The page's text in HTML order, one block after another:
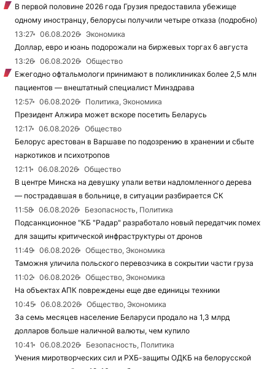
В первой половине 2026 года Грузия предоставила убежище
одному иностранцу, белорусы получили четыре отказа (подробно)
13:27
06.08.2026
Экономика
Доллар, евро и юань подорожали на биржевых торгах 6 августа
13:26
06.08.2026
Общество
Ежегодно офтальмологи принимают в поликлиниках более 2,5 млн
пациентов — внештатный специалист Минздрава
12:57
06.08.2026
Политика, Экономика
Президент Алжира может вскоре посетить Беларусь
12:17
06.08.2026
Общество
Белорус арестован в Варшаве по подозрению в хранении и сбыте
наркотиков и психотропов
12:11
06.08.2026
Общество
В центре Минска на девушку упали ветви надломленного дерева
— пострадавшая в больнице, в ситуации разбирается СК
11:58
06.08.2026
Безопасность, Политика
Подсанкционное "КБ "Радар" разработало новый передатчик помех
для защиты критической инфраструктуры от дронов
11:49
06.08.2026
Общество, Экономика
Таможня уличила польского перевозчика в сокрытии части груза
11:02
06.08.2026
Общество, Экономика
На объектах АПК повреждены еще две единицы техники
10:45
06.08.2026
Общество, Экономика
За семь месяцев население Беларуси продало на 1,3 млрд
долларов больше наличной валюты, чем купило
10:41
06.08.2026
Безопасность, Политика
Учения миротворческих сил и РХБ-защиты ОДКБ на белорусской